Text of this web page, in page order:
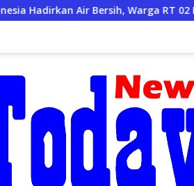
RT 02 RW 03 Desa Lumpang